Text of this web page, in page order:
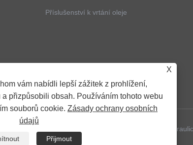
Příslušenství k vrtání oleje
Technology Co., Ltd. - Olejové vrtné hadice,
X
vám nabídli lepší zážitek z prohlížení,
přizpůsobili obsah. Používáním tohoto webu
souborů cookie. Zásady ochrany osobních
údajů
Přijmout